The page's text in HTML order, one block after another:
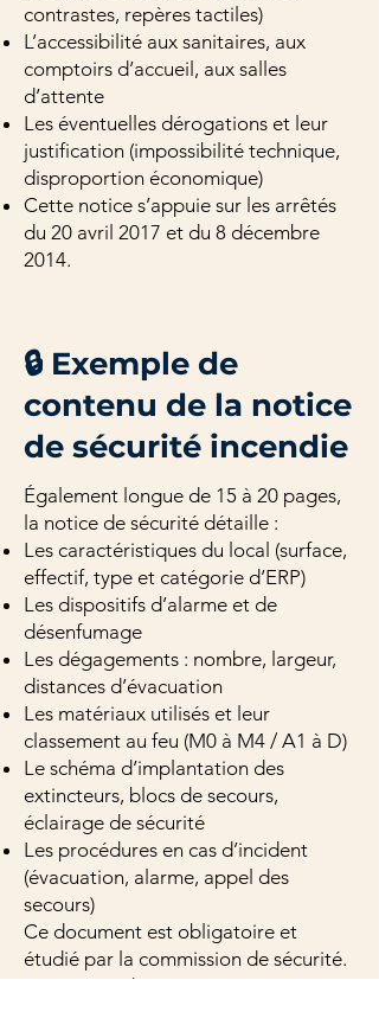
contrastes, repères tactiles)
L’accessibilité aux sanitaires, aux
comptoirs d’accueil, aux salles
d’attente
Les éventuelles dérogations et leur
justification (impossibilité technique,
disproportion économique)
Cette notice s’appuie sur les arrêtés
du 20 avril 2017 et du 8 décembre
2014.
🔒 Exemple de
contenu de la notice
de sécurité incendie
Également longue de 15 à 20 pages,
la notice de sécurité détaille :
Les caractéristiques du local (surface,
effectif, type et catégorie d’ERP)
Les dispositifs d’alarme et de
désenfumage
Les dégagements : nombre, largeur,
distances d’évacuation
Les matériaux utilisés et leur
classement au feu (M0 à M4 / A1 à D)
Le schéma d’implantation des
extincteurs, blocs de secours,
éclairage de sécurité
Les procédures en cas d’incident
(évacuation, alarme, appel des
secours)
Ce document est obligatoire et
étudié par la commission de sécurité.
Une notice de sécurité et une notice